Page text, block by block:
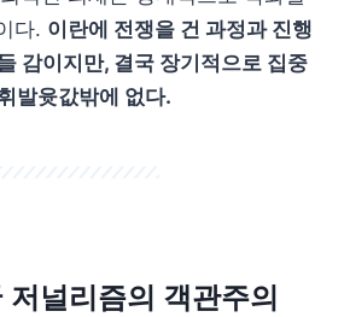
다. 이란에 전쟁을 건 과정과 진행
감이지만, 결국 장기적으로 집중
발윳값밖에 없다.
저널리즘의 객관주의